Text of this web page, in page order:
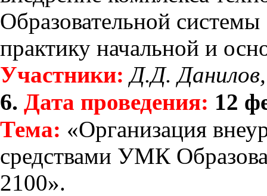
Образовательной
практику начальной и
Участники:Д.Д.
6. Дата проведения: 12
Тема: «Организация
средствами УМК
2100».